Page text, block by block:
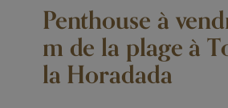
Penthouse à
m de la plage à
la Horadada